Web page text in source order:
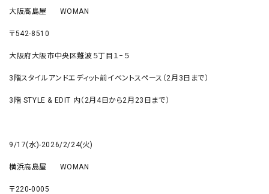
大阪高島屋 WOMAN
〒542-8510
大阪府大阪市中央区難波５丁目１−５
3階スタイルアンドエディット前イベントスペース（2月 3 日まで）
3階 STYLE & EDIT 内（2月 4日から2月23日まで）
9/17(水)-2026/2/24(火)
横浜高島屋 WOMAN
〒220-0005